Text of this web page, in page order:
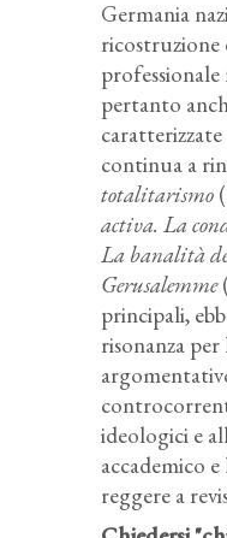
Germania
ricostruzione
pertanto
continua a
totalitarismo
activa. La
La banalità
Gerusalemme
principali,
risonanza
ideologici e
accademico
reggere a